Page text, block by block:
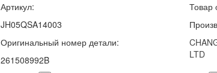
Артикул:
JH05QSA14003
Оригинальный номер детали:
261508992B
Товар
LTD